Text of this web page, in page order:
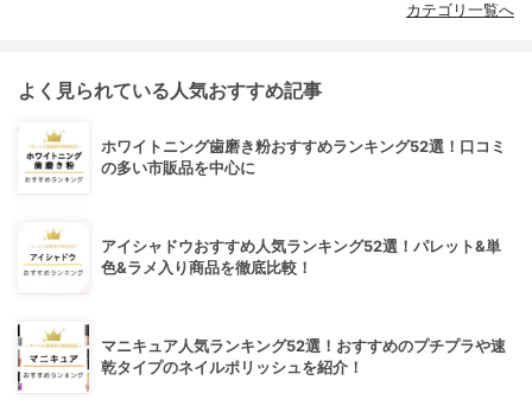
カテゴリ一覧へ
よく見られている人気おすすめ記事
ホワイトニング歯磨き粉おすすめランキング52選！口コミ
の多い市販品を中心に
アイシャドウおすすめ人気ランキング52選！パレット&単
色&ラメ入り商品を徹底比較！
マニキュア人気ランキング52選！おすすめのプチプラや速
乾タイプのネイルポリッシュを紹介！